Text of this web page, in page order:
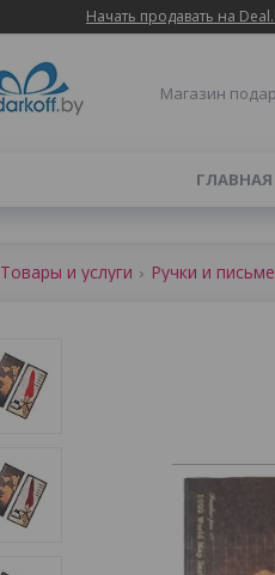
Начать продавать на
Магазин
ГЛАВНАЯ
Товары и услуги Ручки и